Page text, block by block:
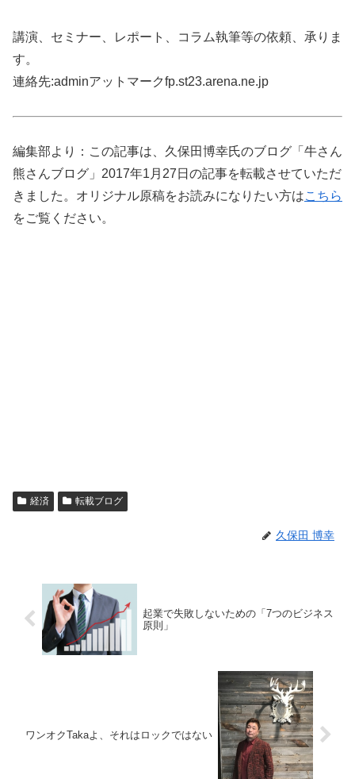
講演、セミナー、レポート、コラム執筆等の依頼、承りま
す。
連絡先:adminアットマークfp.st23.arena.ne.jp
編集部より：この記事は、久保田博幸氏のブログ「牛さん
熊さんブログ」2017年1月27日の記事を転載させていただ
きました。オリジナル原稿をお読みになりたい方はこちら
をご覧ください。
経済 転載ブログ
久保田 博幸
起業で失敗しないための「7つのビジネス
原則」
ワンオクTakaよ、それはロックではない